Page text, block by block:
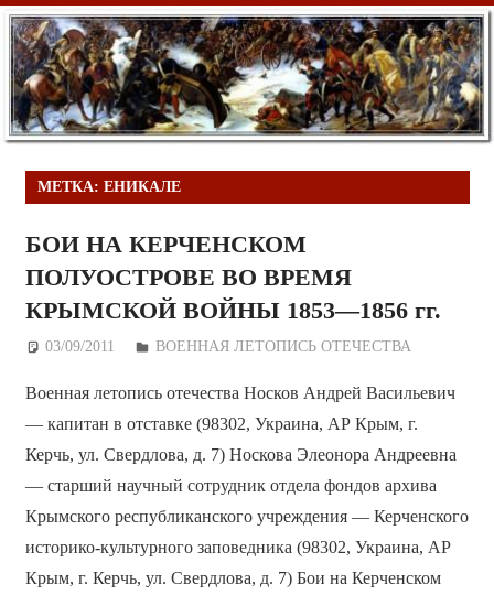
МЕТКА: ЕНИКАЛЕ
БОИ НА КЕРЧЕНСКОМ
ПОЛУОСТРОВЕ ВО ВРЕМЯ
КРЫМСКОЙ ВОЙНЫ 1853—1856 гг.
03/09/2011 Дежурный по Редакции
ВОЕННАЯ ЛЕТОПИСЬ ОТЕЧЕСТВА
Военная летопись отечества Носков Андрей Васильевич
— капитан в отставке (98302, Украина, АР Крым, г.
Керчь, ул. Свердлова, д. 7) Носкова Элеонора Андреевна
— старший научный сотрудник отдела фондов архива
Крымского республиканского учреждения — Керченского
историко-культурного заповедника (98302, Украина, АР
Крым, г. Керчь, ул. Свердлова, д. 7) Бои на Керченском